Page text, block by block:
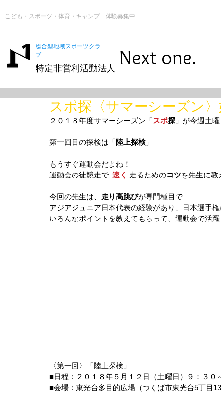
こども・スポーツ・体育・キャンプ 体験募集中
総合型地域スポーツクラ
ブ
特定非営利活動法人 Next one.
スポ探〈サマーシーズン
２０１８年度サマーシーズン「スポ探 」が今週土
第一回目の探検は「陸上探検 」
もうすぐ運動会だよね！
運動会の徒競走で 速く 走るためのコツを先生に教
今回の先生は、 走り高跳びが専門種目で
アジアジュニア日本代表の経験があり、日本選手
いろんなポイントを教えてもらって、運動会で活
〈第一回〉「陸上探検」
■日程：２０１８年５月１２日（土曜日）９：３０
■会場：東光台多目的広場（つくば市東光台